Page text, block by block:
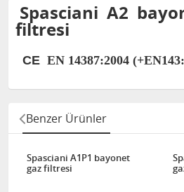
Spasciani A2
filtresi
CE EN 14387:2004
Benzer Ürünler
Spasciani A1P1 bayonet
gaz filtresi